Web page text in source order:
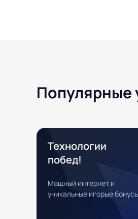
Популярные
Технологии
побед!
Мощный интернет и
уникальные игорые